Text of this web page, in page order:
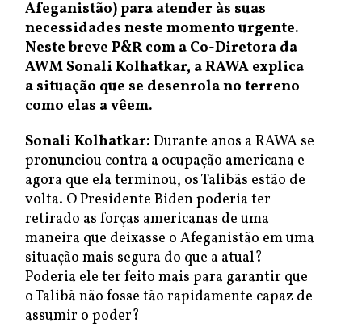
Afeganistão) para atender às suas
necessidades neste momento urgente.
Neste breve P&R com a Co-Diretora da
AWM Sonali Kolhatkar, a RAWA explica
a situação que se desenrola no terreno
como elas a vêem.
Sonali Kolhatkar: Durante anos a RAWA se
pronunciou contra a ocupação americana e
agora que ela terminou, os Talibãs estão de
volta. O Presidente Biden poderia ter
retirado as forças americanas de uma
maneira que deixasse o Afeganistão em uma
situação mais segura do que a atual?
Poderia ele ter feito mais para garantir que
o Talibã não fosse tão rapidamente capaz de
assumir o poder?